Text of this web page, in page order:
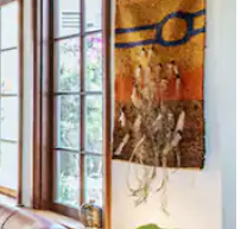
óf door te tikken of swipen.